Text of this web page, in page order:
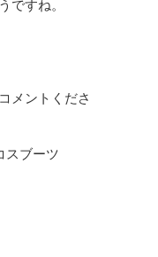
すね。
メントくださ
スブーツ